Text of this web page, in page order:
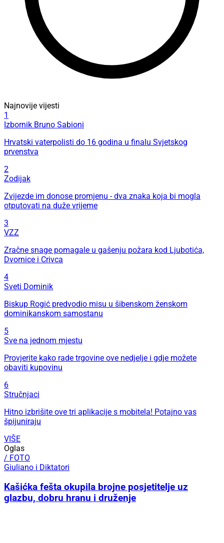
Najnovije vijesti
1
Izbornik Bruno Sabioni
Hrvatski vaterpolisti do 16 godina u finalu Svjetskog
prvenstva
2
Zodijak
Zvijezde im donose promjenu - dva znaka koja bi mogla
otputovati na duže vrijeme
3
VZZ
Zračne snage pomagale u gašenju požara kod Ljubotića,
Dvornice i Crivca
4
Sveti Dominik
Biskup Rogić predvodio misu u šibenskom ženskom
dominikanskom samostanu
5
Sve na jednom mjestu
Provjerite kako rade trgovine ove nedjelje i gdje možete
obaviti kupovinu
6
Stručnjaci
Hitno izbrišite ove tri aplikacije s mobitela! Potajno vas
špijuniraju
VIŠE
Oglas
/ FOTO
Giuliano i Diktatori
Kašićka fešta okupila brojne posjetitelje uz
glazbu, dobru hranu i druženje